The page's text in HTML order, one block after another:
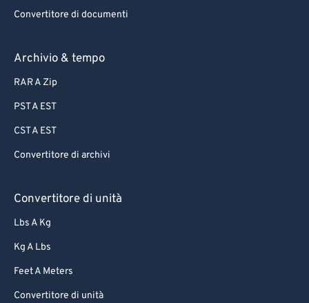
Convertitore di documenti
Archivio & tempo
RAR A Zip
PST A EST
CST A EST
Convertitore di archivi
Convertitore di unità
Lbs A Kg
Kg A Lbs
Feet A Meters
Convertitore di unità